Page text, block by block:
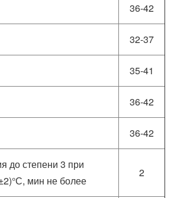
36-42
32-37
35-41
36-42
36-42
до степени 3 при
мин не более
2